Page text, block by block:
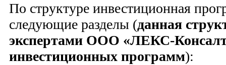
По структуре инвестиционная
следующие разделы (данная
экспертами ООО «ЛЕКС-
инвестиционных программ):